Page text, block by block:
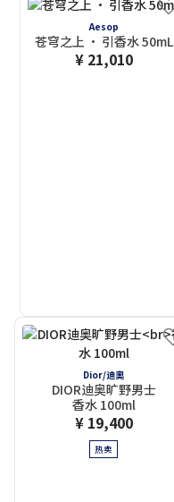
Aesop
苍穹之上 · 引香水 50mL
¥ 21,010
Dior/迪奧
DIOR迪奥旷野男士
香水 100ml
¥ 19,400
热卖